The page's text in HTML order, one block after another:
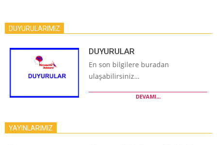
DUYURULARIMIZ
DUYURULAR
En son bilgilere buradan
ulaşabilirsiniz…
DEVAMI...
YAYINLARIMIZ